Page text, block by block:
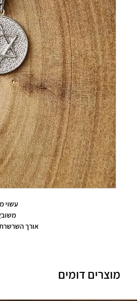
עשוי
אורך השרשרת 50 ס"מ + 5
מוצרים דומים